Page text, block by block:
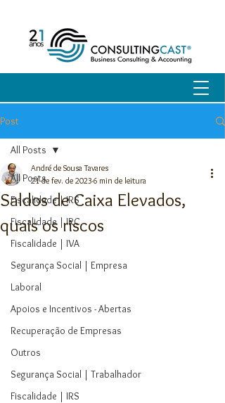
Post
All Posts
Fiscalidade | IRS
Fiscalidade | IRC
Fiscalidade | IVA
Segurança Social | Empresa
Laboral
Apoios e Incentivos - Abertas
Recuperação de Empresas
Outros
Segurança Social | Trabalhador
Fiscalidade | IRS
All Posts
Saldos de Caixa Elevados,
quais os riscos
André de Sousa Tavares
21 de fev. de 2023 6 min de leitura